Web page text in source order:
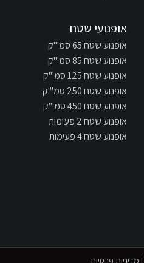
אופנועי שטח
אופנוע שטח 65 סמ"'ק
אופנוע שטח 85 סמ"'ק
אופנוע שטח 125 סמ"'ק
אופנוע שטח 250 סמ"'ק
אופנוע שטח 450 סמ"'ק
אופנוע שטח 2 פעימות
אופנוע שטח 4 פעימות
| מדיניות פרטיות